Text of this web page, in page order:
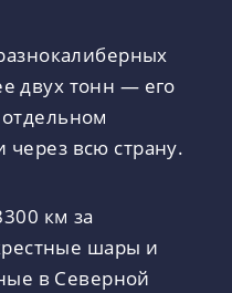
двух тонн — его
всю страну.
км за
шары и
в Северной